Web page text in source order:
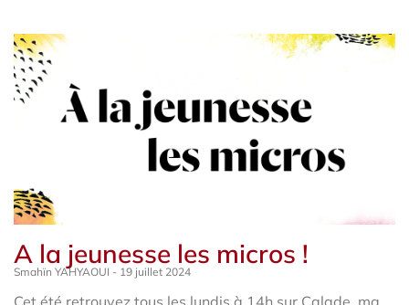
A la jeunesse les micros !
Smahïn YAHYAOUI 19 juillet 2024
Cet été retrouvez tous les lundis à 14h sur Calade, ma